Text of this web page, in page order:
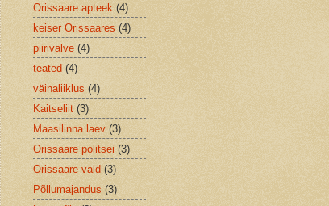
Orissaare apteek (4)
keiser Orissaares (4)
piirivalve (4)
teated (4)
väinaliiklus (4)
Kaitseliit (3)
Maasilinna laev (3)
Orissaare politsei (3)
Orissaare vald (3)
Põllumajandus (3)